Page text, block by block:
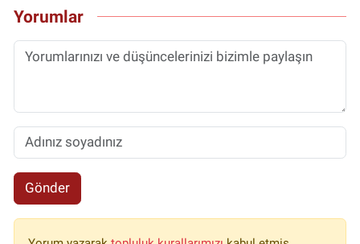
Yorumlar
Gönder